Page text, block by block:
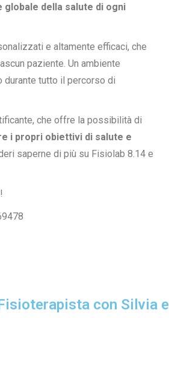
globale della salute di ogni
e altamente efficaci, che
paziente. Un ambiente
tutto il percorso di
che offre la possibilità di
i propri obiettivi di salute e
saperne di più su Fisiolab 8.14 e
con Silvia e